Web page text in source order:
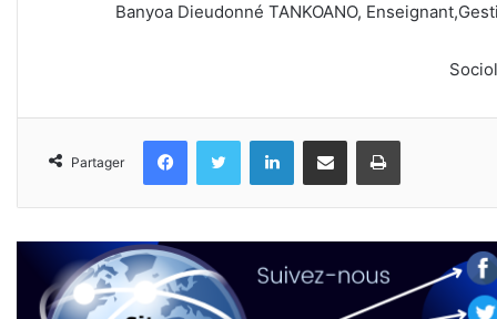
Banyoa Dieudonné TANKOANO,
Partager
FacebookTwitter LinkedinPartager par email Imprimer